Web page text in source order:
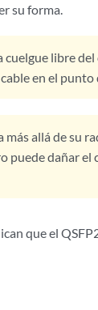
su forma.
cuelgue libre
en el punto
allá de su
puede dañar el
que el